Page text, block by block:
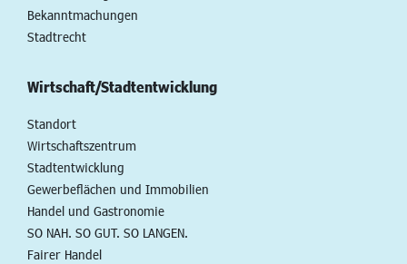
Bekanntmachungen
Stadtrecht
Wirtschaft/Stadtentwicklung
Standort
Wirtschaftszentrum
Stadtentwicklung
Gewerbeflächen und Immobilien
Handel und Gastronomie
SO NAH. SO GUT. SO LANGEN.
Fairer Handel